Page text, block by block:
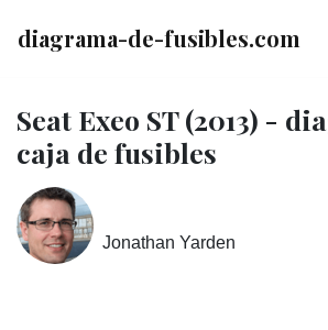
diagrama-de-fusibles.com
Seat Exeo ST (2013) -
caja de fusibles
Jonathan Yarden